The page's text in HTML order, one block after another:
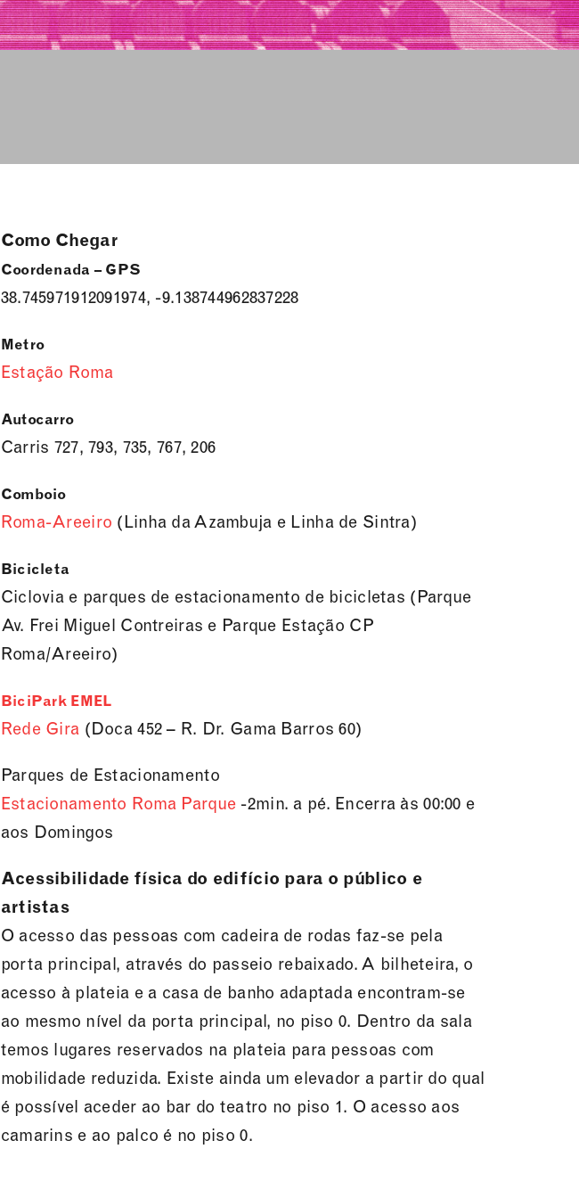
Como Chegar
Coordenada – GPS
38.745971912091974, -9.138744962837228
Metro
Estação Roma
Autocarro
Carris 727, 793, 735, 767, 206
Comboio
Roma-Areeiro (Linha da Azambuja e Linha de Sintra)
Bicicleta
Ciclovia e parques de estacionamento de bicicletas (Parque
Av. Frei Miguel Contreiras e Parque Estação CP
Roma/Areeiro)
BiciPark EMEL
Rede Gira (Doca 452 – R. Dr. Gama Barros 60)
Parques de Estacionamento
Estacionamento Roma Parque -2min. a pé. Encerra às 00:00 e
aos Domingos
Acessibilidade física do edifício para o público e
artistas
O acesso das pessoas com cadeira de rodas faz-se pela
porta principal, através do passeio rebaixado. A bilheteira, o
acesso à plateia e a casa de banho adaptada encontram-se
ao mesmo nível da porta principal, no piso 0. Dentro da sala
temos lugares reservados na plateia para pessoas com
mobilidade reduzida. Existe ainda um elevador a partir do qual
é possível aceder ao bar do teatro no piso 1. O acesso aos
camarins e ao palco é no piso 0.